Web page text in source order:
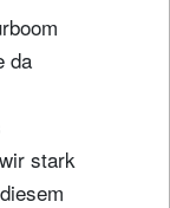
da
stark